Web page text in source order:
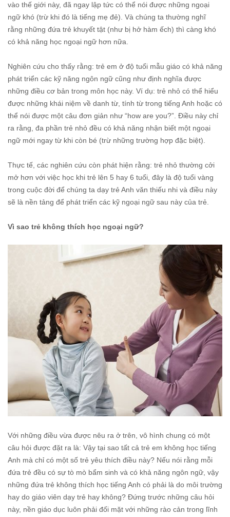
vào thế giới này, đã ngay lập tức có thể nói được những ngoại
ngữ khó (trừ khi đó là tiếng mẹ đẻ). Và chúng ta thường nghĩ
rằng những đứa trẻ khuyết tật (như bị hở hàm ếch) thì càng khó
có khả năng học ngoại ngữ hơn nữa.
Nghiên cứu cho thấy rằng: trẻ em ở độ tuổi mẫu giáo có khả năng
phát triển các kỹ năng ngôn ngữ cũng như định nghĩa được
những điều cơ bản trong môn học này. Ví dụ: trẻ nhỏ có thể hiểu
được những khái niệm về danh từ, tính từ trong tiếng Anh hoặc có
thể nói được một câu đơn giản như “how are you?”. Điều này chỉ
ra rằng, đa phần trẻ nhỏ đều có khả năng nhận biết một ngoại
ngữ mới ngay từ khi còn bé (trừ những trường hợp đặc biệt).
Thực tế, các nghiên cứu còn phát hiện rằng: trẻ nhỏ thường cởi
mở hơn với việc học khi trẻ lên 5 hay 6 tuổi, đây là độ tuổi vàng
trong cuộc đời để chúng ta dạy trẻ Anh văn thiếu nhi và điều này
sẽ là nền tảng để phát triển các kỹ ngoại ngữ sau này của trẻ.
Vì sao trẻ không thích học ngoại ngữ?
Với những điều vừa được nêu ra ở trên, vô hình chung có một
câu hỏi được đặt ra là: Vậy tại sao tất cả trẻ em không học tiếng
Anh mà chỉ có một số trẻ yêu thích điều này? Nếu nói rằng mỗi
đứa trẻ đều có sự tò mò bẩm sinh và có khả năng ngôn ngữ, vậy
những đứa trẻ không thích học tiếng Anh có phải là do môi trường
hay do giáo viên dạy trẻ hay không? Đứng trước những câu hỏi
này, nền giáo dục luôn phải đối mặt với những rào cản trong lĩnh